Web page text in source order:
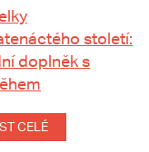
století:
doplněk s
CELÉ